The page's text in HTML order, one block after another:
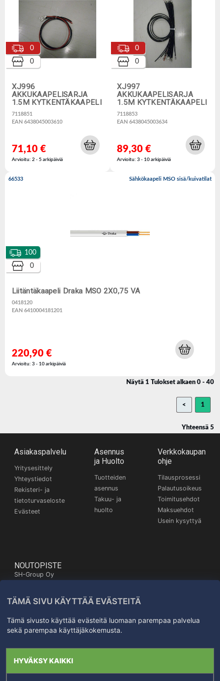
XJ996
AKKUKAAPELISARJA
1.5M KYTKENTÄKAAPELI
7118851
EAN 6438045003610
0
0
71,10 €
Arvioitu: 2 - 5 arkipäiviä
XJ997
AKKUKAAPELISARJA
1.5M KYTKENTÄKAAPELI
7118853
EAN 6438045003634
0
0
89,30 €
Arvioitu: 3 - 10 arkipäiviä
66533 Sähkökaapeli MSO sisä/kuivatilat
Liitäntäkaapeli Draka MSO 2X0,75 VA
0418120
EAN 6410004181201
100
0
220,90 €
Arvioitu: 3 - 10 arkipäiviä
Näytä 1 Tulokset alkaen 0 - 40
< 1
Yhteensä 5
Asiakaspalvelu
Yritysesittely
Yhteystiedot
Rekisteri- ja
tietoturvaseloste
Evästeet
Asennus
ja Huolto
Tuotteiden
asennus
Takuu- ja
huolto
Verkkokaupan
ohje
Tilausprosessi
Palautusoikeus
Toimitusehdot
Maksuehdot
Usein kysyttyä
NOUTOPISTE
SH-Group Oy
20700 Turku
Kartta
TÄMÄ SIVU KÄYTTÄÄ EVÄSTEITÄ
Tämä sivusto käyttää evästeitä luomaan parempaa palvelua
sekä parempaa käyttäjäkokemusta.
HYVÄKSY KAIKKI